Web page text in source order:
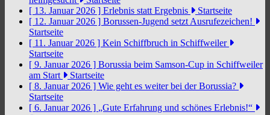
[ 13. Januar 2026 ] Erlebnis statt Ergebnis
Startseite
[ 12. Januar 2026 ] Borussen-Jugend setzt Ausrufezeichen!
Startseite
[ 11. Januar 2026 ] Kein Schiffbruch in Schiffweiler
Startseite
[ 9. Januar 2026 ] Borussia beim Samson-Cup in Schiffweiler
am Start
Startseite
[ 8. Januar 2026 ] Wie geht es weiter bei der Borussia?
Startseite
[ 6. Januar 2026 ] „Gute Erfahrung und schönes Erlebnis!“